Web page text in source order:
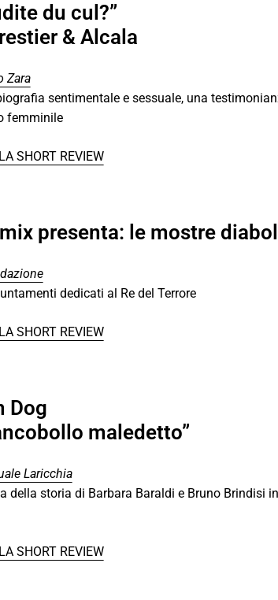
du cul?”
& Alcala
Zara
sentimentale e sessuale, una
femminile
SHORT REVIEW
presenta: le mostre
dedicati al Re del Terrore
SHORT REVIEW
Dog
maledetto”
Laricchia
della storia di Barbara Baraldi e Bruno Brindisi
SHORT REVIEW